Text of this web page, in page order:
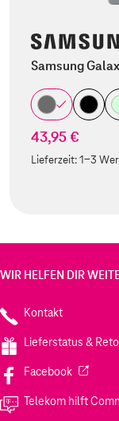
Samsung
43,95 €
Lieferzeit:1-3
WIR HELFEN DIR
Kontakt
Lieferstatus &
Facebook(Wird in
Telekom hilft